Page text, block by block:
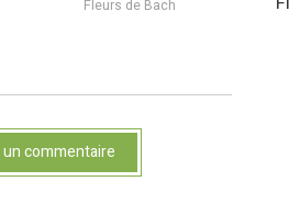
Fleurs de Bach
un commentaire